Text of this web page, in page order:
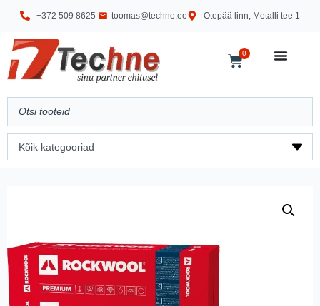
+372 509 8625 toomas@techne.ee Otepää linn, Metalli tee 1
0